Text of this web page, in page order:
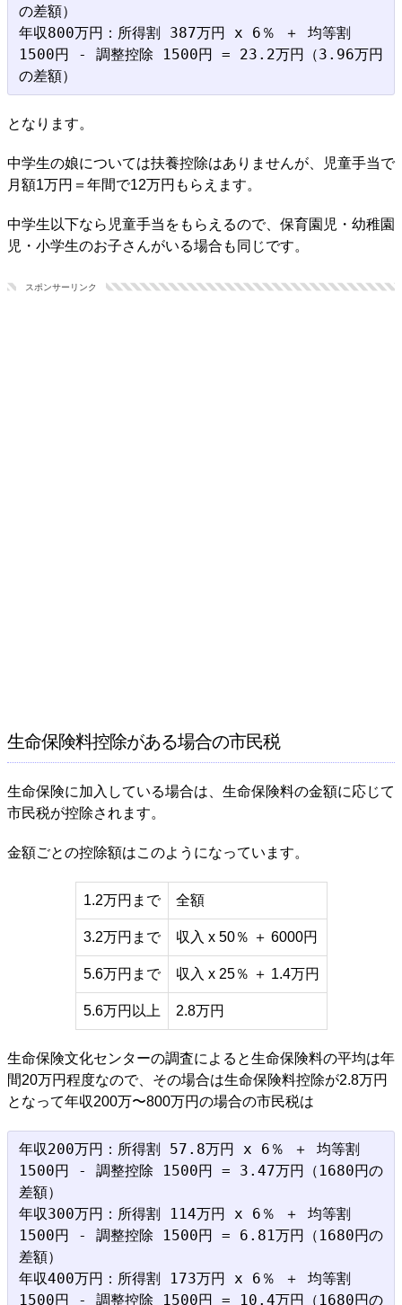
の差額）
年収800万円：所得割 387万円 x 6％ ＋ 均等割
1500円 - 調整控除 1500円 = 23.2万円（3.96万円
となります。
中学生の娘については扶養控除はありませんが、児童手当で
月額1万円＝年間で12万円もらえます。
中学生以下なら児童手当をもらえるので、保育園児・幼稚園
児・小学生のお子さんがいる場合も同じです。
スポンサーリンク
生命保険料控除がある場合の市民税
生命保険に加入している場合は、生命保険料の金額に応じて
市民税が控除されます。
金額ごとの控除額はこのようになっています。
1.2万円まで 全額
3.2万円まで 収入 x 50％ ＋ 6000円
5.6万円まで 収入 x 25％ ＋ 1.4万円
5.6万円以上 2.8万円
生命保険文化センターの調査によると生命保険料の平均は年
間20万円程度なので、その場合は生命保険料控除が2.8万円
となって年収200万〜800万円の場合の市民税は
年収200万円：所得割 57.8万円 x 6％ ＋ 均等割
1500円 - 調整控除 1500円 = 3.47万円（1680円の
差額）
年収300万円：所得割 114万円 x 6％ ＋ 均等割
1500円 - 調整控除 1500円 = 6.81万円（1680円の
差額）
年収400万円：所得割 173万円 x 6％ ＋ 均等割
1500円 - 調整控除 1500円 = 10.4万円（1680円の